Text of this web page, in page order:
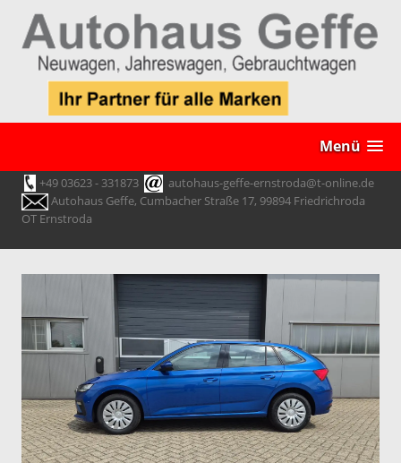
Menü
+49 03623 - 331873
autohaus-geffe-ernstroda@t-online.de
Autohaus Geffe, Cumbacher Straße 17, 99894 Friedrichroda
OT Ernstroda